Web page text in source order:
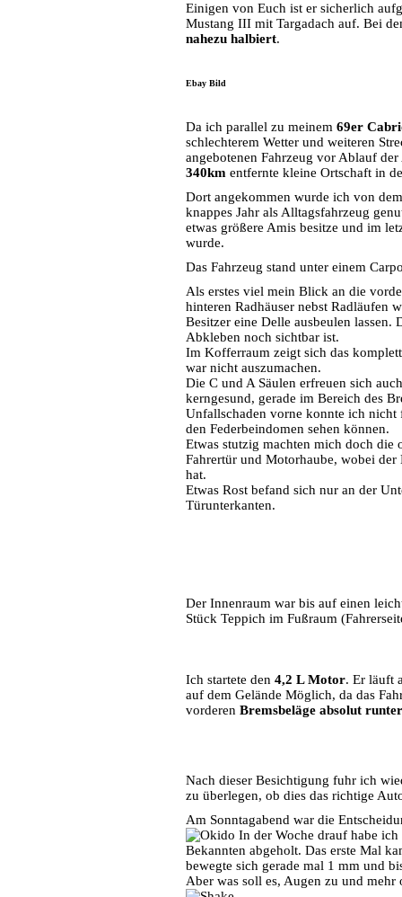
Einigen von Euch ist er sicherlich
Mustang III mit Targadach auf. Bei
nahezu halbiert.
Ebay Bild
Da ich parallel zu meinem 69er
schlechterem Wetter und weiteren
angebotenen Fahrzeug vor Ablauf
340km entfernte kleine Ortschaft in
Dort angekommen wurde ich von
knappes Jahr als Alltagsfahrzeug
etwas größere Amis besitze und im
wurde.
Das Fahrzeug stand unter einem
Als erstes viel mein Blick an die
hinteren Radhäuser nebst Radläufen
Besitzer eine Delle ausbeulen
Abkleben noch sichtbar ist.
Im Kofferraum zeigt sich das
war nicht auszumachen.
Die C und A Säulen erfreuen sich
kerngesund, gerade im Bereich des
Unfallschaden vorne konnte ich nicht
den Federbeindomen sehen können.
Etwas stutzig machten mich doch
Fahrertür und Motorhaube, wobei
hat.
Etwas Rost befand sich nur an der
Türunterkanten.
Der Innenraum war bis auf einen
Stück Teppich im Fußraum
Ich startete den 4,2 L Motor. Er läuft
auf dem Gelände Möglich, da das
vorderen Bremsbeläge absolut
Nach dieser Besichtigung fuhr ich
zu überlegen, ob dies das richtige
Am Sonntagabend war die
In der Woche drauf habe
Bekannten abgeholt. Das erste Mal
bewegte sich gerade mal 1 mm und
Aber was soll es, Augen zu und mehr